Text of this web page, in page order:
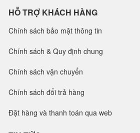
HỖ TRỢ KHÁCH HÀNG
Chính sách bảo mật thông tin
Chính sách & Quy định chung
Chính sách vận chuyển
Chính sách đổi trả hàng
Đặt hàng và thanh toán qua web